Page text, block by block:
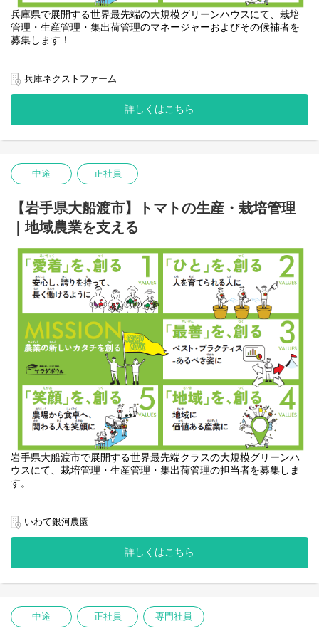
■ 飲食・体験コンテンツ企画
・カフェ／レストランのメニュー企画・開発
・収穫体験・季節イベント企画・開発
・施設内動線・コンテンツ配置計画への参画
・売場づくり・什器配置・動線設計
・地域農産物を活かした商品ライン構築
構想・準備段階から立ち上げ、事業化まで一貫して担っていただ
く企画職です。
イデアを活かして企画をリードしていただける環境です。
プロジェクトの進行フェーズに応じて、主な勤務地は以下の通り
想定していますが、
実際の勤務地や異動については、ご本人の希望・居住事情等を考
慮の上決定します。
◆入社〜2026年頃
・山梨県中央市（サラダボウル本社）
※事業企画・商品企画・準備フェーズを担当
◆イチゴノオカ建設開始以降（2027年6月目安）
※現地での立ち上げ・事業推進フェーズを担当
◆6次産業化施設稼働以降（2027年10月目安）
・引き続き埼玉県白岡市を拠点に、事業の安定化・拡張を担当
◆埼玉県白岡市における事業の立ち上げ・展開フェーズ完了後
・浜松・知多など、他地域で進行する新規プロジェクトへの参画
可能性あり
兵庫県で展開する世界最先端の大規模グリーンハウスにて、栽培
管理・生産管理・集出荷管理のマネージャーおよびその候補者を
募集します！
ご希望やご経験に合わせて以下業務をお任せします。
世界最先端の大規模グリーンハウスでの野菜栽培の仕事です。
栽培管理者には、作物栽培の専門的な知識や経験が求められま
す。
2. 生産管理
多くの人手を必要とする農業において、「人」の想いはなにより
大切になります。
約100名のパートさんに寄り添って、皆さんがスムーズに作業でき
るよう指揮をとる仕事です。
パートさんの年齢や体力を考慮し、誰もが安全かつスムーズに動
けるように工夫をこらします。
生産管理者がパートさんに的確な指示を出すためには、他の担当
者とのチームワークが必要不可欠です。
3. 集出荷管理
圃場では、独自の商品ブランドを扱っており、パッキング（袋詰
め）から自社で行っています。
大切に育て、一生懸命に作業して収穫された野菜を、最高の状態
で取引先や消費者のもとへ確実に届けるために、
収穫されたばかりの新鮮な野菜をパートさんと協力して袋詰め・
箱詰めし、全国各地へ出荷するまでの管理を行います。
～地域密着型の働き方をご希望の方へ～
専門社員（地域限定社員）としての採用も可能です。勤務エリア
や転勤範囲に制限がある働き方をご希望の方はご相談ください。
皆さまのご応募・お問い合わせをお待ちしております！
兵庫ネクストファーム
詳しくはこちら
中途 正社員
【岩手県大船渡市】トマトの生産・栽培管理
｜地域農業を支える
岩手県大船渡市で展開する世界最先端クラスの大規模グリーンハ
ウスにて、栽培管理・生産管理・集出荷管理の担当者を募集しま
す。
ご希望やご経験に合わせて以下業務をお任せします。
世界最先端の大規模グリーンハウスでの野菜栽培の仕事です。
栽培管理者には、作物栽培の専門的な知識や経験が求められま
す。
いわて銀河農園
詳しくはこちら
中途 正社員 専門社員